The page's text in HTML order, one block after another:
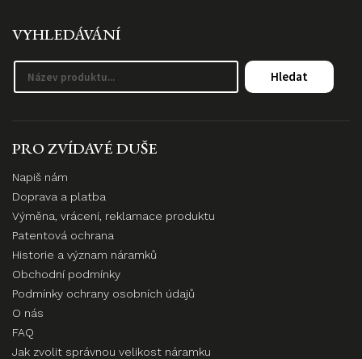
VYHLEDÁVÁNÍ
Hledat
PRO ZVÍDAVÉ DUŠE
Napiš nám
Doprava a platba
Výměna, vrácení, reklamace produktu
Patentová ochrana
Historie a význam náramků
Obchodní podmínky
Podmínky ochrany osobních údajů
O nás
FAQ
Jak zvolit správnou velikost náramku